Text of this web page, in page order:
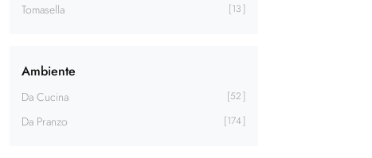
Tomasella 13
Ambiente
Da Cucina 52
Da Pranzo 174